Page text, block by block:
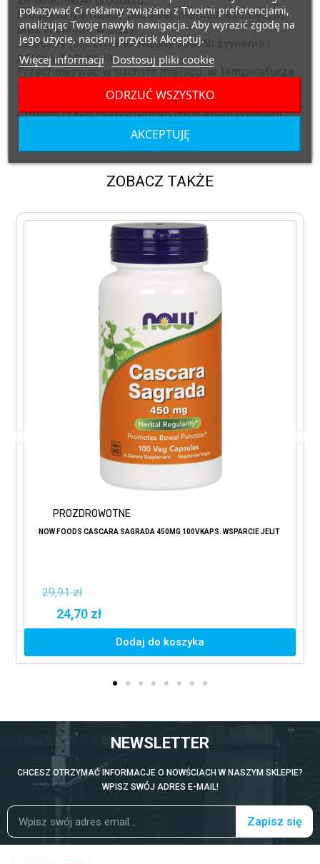
Produktu nie należy podawać matkom karmiącym
oraz kobietom w ciąży.
Zalecany jest zrównoważony sposób żywienia i
zdrowy tryb życia.
pokojowej, w miejscu niedostępnym dla małych
Chronić przed bezpośrednim działaniem promieni
ZOBACZ TAKŻE
PROZDROWOTNE
NOW FOODS CASCARA SAGRADA 450MG 100VKAPS. WSPARCIE JELIT
29,91 zł
24,70 zł
Dodaj do koszyka
NEWSLETTER
CHCESZ OTRZYMAĆ INFORMACJE O NOWŚCIACH W NASZYM SKLEPIE?
WPISZ SWÓJ ADRES E-MAIL!
Zapisz się
pokazywać Ci reklamy związane z Twoimi preferencjami,
analizując Twoje nawyki nawigacja. Aby wyrazić zgodę na
jego użycie, naciśnij przycisk Akceptuj.
Więcej informacji Dostosuj pliki cookie
ODRZUĆ WSZYSTKO
AKCEPTUJĘ